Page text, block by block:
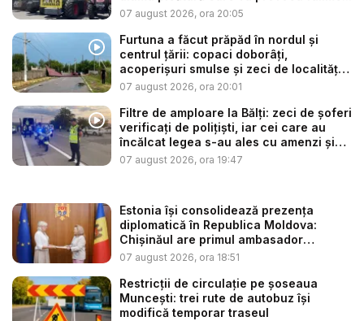
07 august 2026, ora 20:05
Furtuna a făcut prăpăd în nordul și
centrul țării: copaci doborâți,
acoperișuri smulse și zeci de localități
...
07 august 2026, ora 20:01
Filtre de amploare la Bălți: zeci de șoferi
verificați de polițiști, iar cei care au
încălcat legea s-au ales cu amenzi și
s...
07 august 2026, ora 19:47
Estonia își consolidează prezența
diplomatică în Republica Moldova:
Chișinăul are primul ambasador
estonia...
07 august 2026, ora 18:51
Restricții de circulație pe șoseaua
Muncești: trei rute de autobuz își
modifică temporar traseul